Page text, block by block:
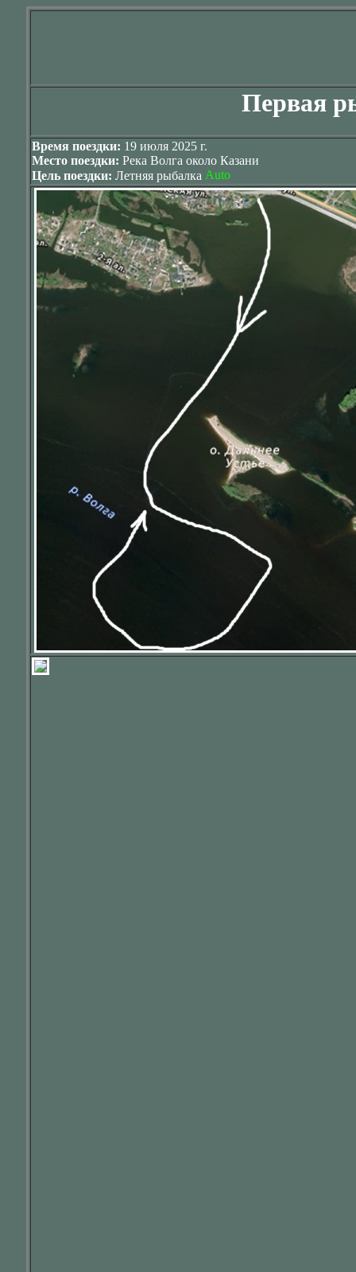
Первая
Время поездки: 19 июля 2025 г.
Место поездки: Река Волга около Казани
Цель поездки: Летняя рыбалка